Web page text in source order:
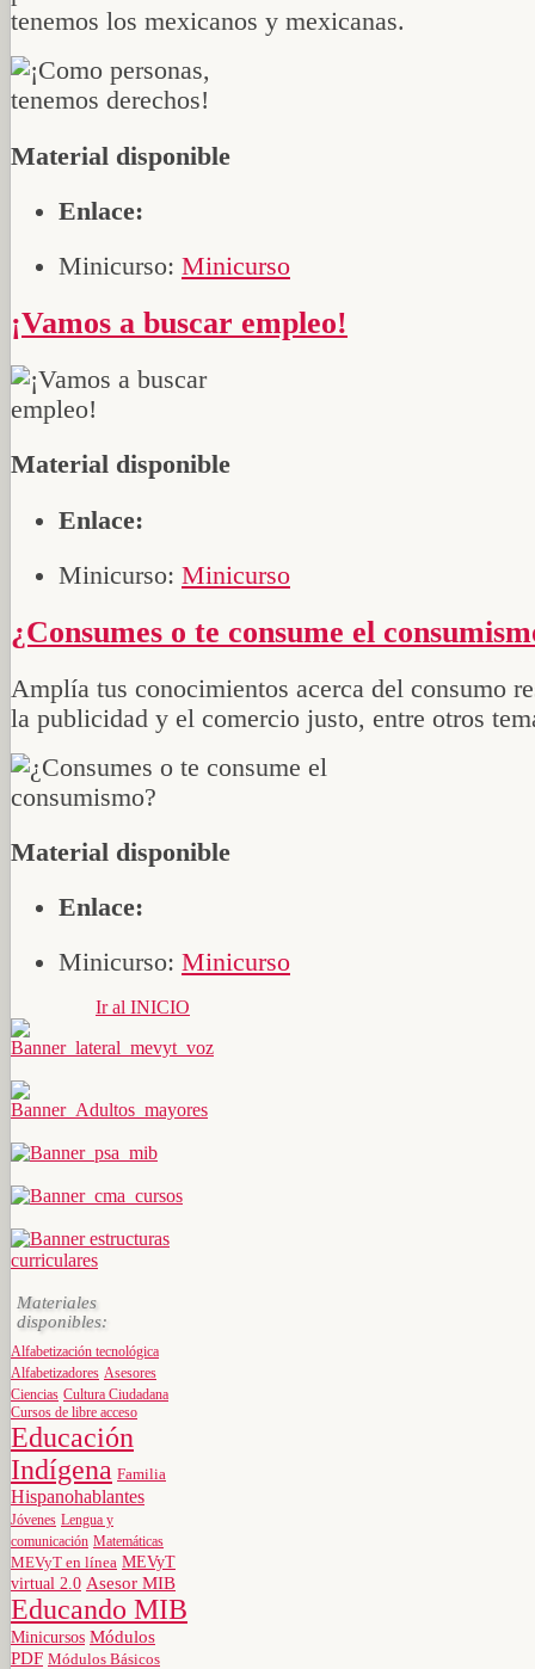
tenemos los mexicanos y mexicanas.
Material disponible
Enlace:
Minicurso: Minicurso
¡Vamos a buscar empleo!
Material disponible
Enlace:
Minicurso: Minicurso
¿Consumes o te consume el
Amplía tus conocimientos acerca del consumo
la publicidad y el comercio justo, entre otros
Material disponible
Enlace:
Minicurso: Minicurso
Ir al INICIO
Materiales
disponibles:
Alfabetización tecnológica
Alfabetizadores Asesores
Ciencias Cultura Ciudadana
Cursos de libre acceso
Educación
Indígena Familia
Hispanohablantes
Jóvenes Lengua y
comunicación Matemáticas
MEVyT en línea MEVyT
virtual 2.0 Asesor MIB
Educando MIB
Minicursos Módulos
PDF Módulos Básicos